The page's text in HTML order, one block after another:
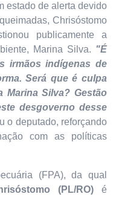
estado de alerta devido
Chrisóstomo
publicamente a
Marina Silva. "É
irmãos indígenas de
Será que é culpa
Marina Silva? Gestão
desgoverno desse
o deputado, reforçando
com as políticas
(FPA), da qual
(PL/RO) é